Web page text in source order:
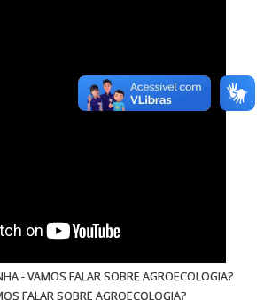
- VAMOS FALAR SOBRE AGROECOLOGIA?
FALAR SOBRE AGROECOLOGIA?